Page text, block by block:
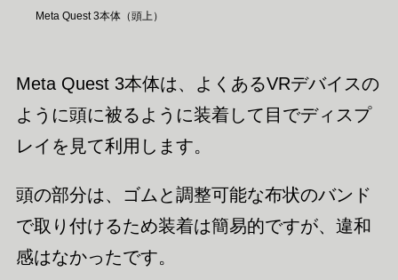
Meta Quest 3本体（頭上）
Meta Quest 3本体は、よくあるVRデバイスの
ように頭に被るように装着して目でディスプ
レイを見て利用します。
頭の部分は、ゴムと調整可能な布状のバンド
で取り付けるため装着は簡易的ですが、違和
感はなかったです。